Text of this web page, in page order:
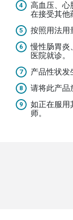
高血压、心
在接受其他
按照用法用
慢性肠胃炎
医院就诊。
产品性状发
请将此产品
如正在服用
师。